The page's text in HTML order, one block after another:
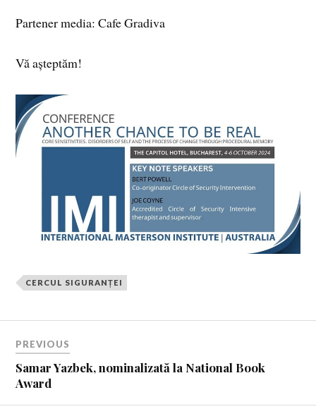
Partener media: Cafe Gradiva
Vă așteptăm!
CERCUL SIGURANȚEI
PREVIOUS
Samar Yazbek, nominalizată la National Book
Award